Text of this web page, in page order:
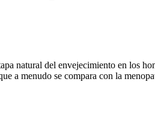
natural del envejecimiento en los
a menudo se compara con la